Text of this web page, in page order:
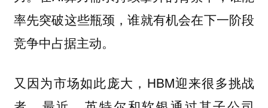
率先突破这些瓶颈，谁就有机会在下一阶段
竞争中占据主动。
又因为市场如此庞大，HBM迎来很多挑战